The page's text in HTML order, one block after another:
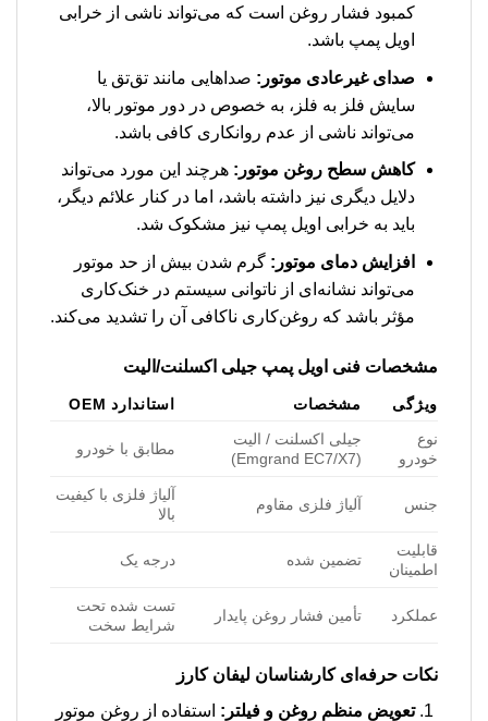
کمبود فشار روغن است که می‌تواند ناشی از خرابی
اویل پمپ باشد.
صدای غیرعادی موتور: صداهایی مانند تق‌تق یا
سایش فلز به فلز، به خصوص در دور موتور بالا،
می‌تواند ناشی از عدم روانکاری کافی باشد.
کاهش سطح روغن موتور: هرچند این مورد می‌تواند
دلایل دیگری نیز داشته باشد، اما در کنار علائم دیگر،
باید به خرابی اویل پمپ نیز مشکوک شد.
افزایش دمای موتور: گرم شدن بیش از حد موتور
می‌تواند نشانه‌ای از ناتوانی سیستم در خنک‌کاری
مؤثر باشد که روغن‌کاری ناکافی آن را تشدید می‌کند.
مشخصات فنی اویل پمپ جیلی اکسلنت/الیت
ویژگی مشخصات
استاندارد OEM
نوع
خودرو
جیلی اکسلنت / الیت
(Emgrand EC7/X7)
مطابق با خودرو
جنس آلیاژ فلزی مقاوم
آلیاژ فلزی با کیفیت
بالا
قابلیت
اطمینان
تضمین شده درجه یک
عملکرد تأمین فشار روغن پایدار
تست شده تحت
شرایط سخت
نکات حرفه‌ای کارشناسان لیفان کارز
تعویض منظم روغن و فیلتر: استفاده از روغن موتور